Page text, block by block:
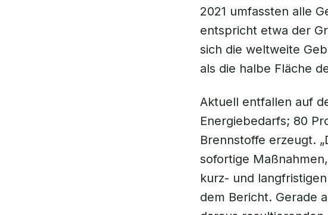
2021 umfassten alle
entspricht etwa der
sich die weltweite
als die halbe Fläche
Aktuell entfallen auf
Energiebedarfs; 80
Brennstoffe erzeugt.
sofortige
kurz- und
dem Bericht. Gerade